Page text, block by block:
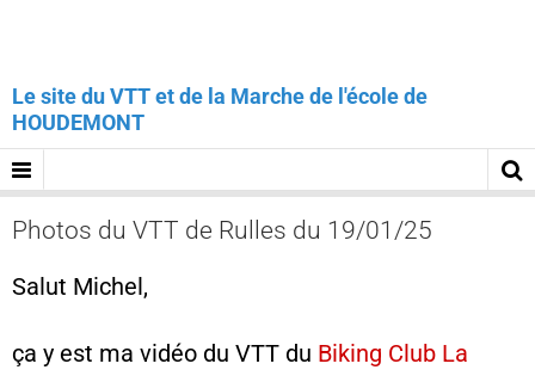
Le site du VTT et de la Marche de l'école de
HOUDEMONT
Photos du VTT de Rulles du 19/01/25
Salut Michel,
ça y est ma vidéo du VTT du Biking Club La